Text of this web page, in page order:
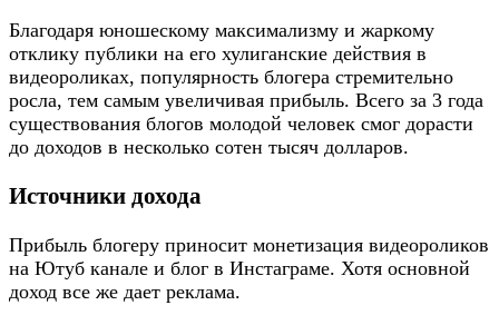
Благодаря юношескому максимализму и жаркому
отклику публики на его хулиганские действия в
видеороликах, популярность блогера стремительно
росла, тем самым увеличивая прибыль. Всего за 3 года
существования блогов молодой человек смог дорасти
до доходов в несколько сотен тысяч долларов.
Источники дохода
Прибыль блогеру приносит монетизация видеороликов
на Ютуб канале и блог в Инстаграме. Хотя основной
доход все же дает реклама.